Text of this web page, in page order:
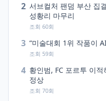
2 서브컬처 팬덤 부산 집
성황리 마무리
조회 60회
3 “미술대회 1위 작품이
조회 59회
4 황인범, FC 포르투 이
정상
조회 70회